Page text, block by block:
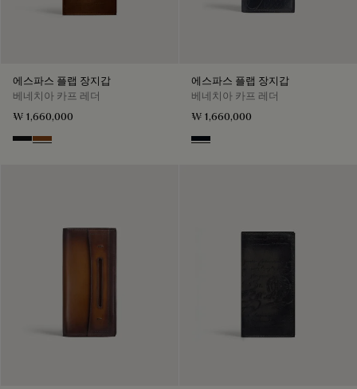
에스파스 플랩 장지갑
베네치아 카프 레더
₩ 1,660,000
Nero Grigio
Cacao Intenso
에스파스 플랩 장지갑
베네치아 카프 레더
₩ 1,660,000
Atlantide